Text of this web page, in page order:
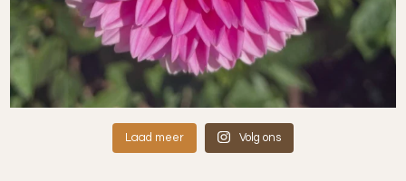
Laad meer Volg ons